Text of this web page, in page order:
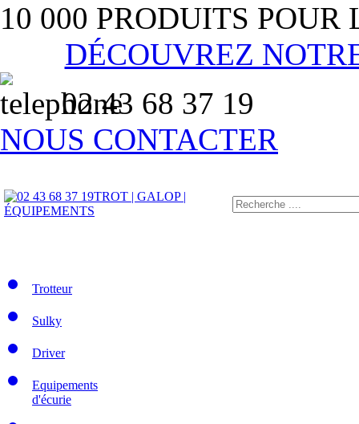
10 000 PRODUITS
DÉCOUVREZ
02 43 68 37 19
NOUS CONTACTER
TROT | GALOP |
ÉQUIPEMENTS
Trotteur
Sulky
Driver
Equipements
d'écurie